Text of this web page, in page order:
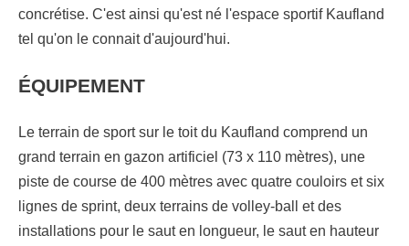
concrétise. C'est ainsi qu'est né l'espace sportif Kaufland
tel qu'on le connait d'aujourd'hui.
ÉQUIPEMENT
Le terrain de sport sur le toit du Kaufland comprend un
grand terrain en gazon artificiel (73 x 110 mètres), une
piste de course de 400 mètres avec quatre couloirs et six
lignes de sprint, deux terrains de volley-ball et des
installations pour le saut en longueur, le saut en hauteur